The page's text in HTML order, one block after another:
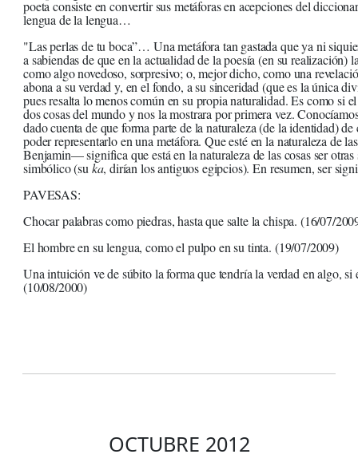
poeta consiste en convertir sus metáforas en acepciones del
lengua de la lengua…
"Las perlas de tu boca”… Una metáfora tan gastada que ya ni
a sabiendas de que en la actualidad de la poesía (en su realización)
como algo novedoso, sorpresivo; o, mejor dicho, como una
abona a su verdad y, en el fondo, a su sinceridad (que es la única
pues resalta lo menos común en su propia naturalidad. Es como si
dos cosas del mundo y nos la mostrara por primera vez.
dado cuenta de que forma parte de la naturaleza (de la identidad)
poder representarlo en una metáfora. Que esté en la naturaleza de
Benjamin— significa que está en la naturaleza de las cosas ser
simbólico (suka, dirían los antiguos egipcios). En resumen, ser
PAVESAS:
Chocar palabras como piedras, hasta que salte la chispa. (16/07/
El hombre en su lengua, como el pulpo en su tinta. (19/07/2009)
Una intuición ve de súbito la forma que tendría la verdad en algo, si
(10/08/2000)
OCTUBRE 2012